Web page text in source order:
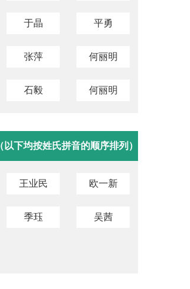
于晶 平勇
张萍 何丽明
石毅 何丽明
（以下均按姓氏拼音的顺序排列）
王业民 欧一新
季珏 吴茜